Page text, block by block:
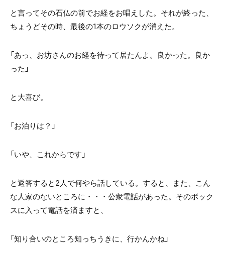
と言ってその石仏の前でお経をお唱えした。それが終った、
ちょうどその時、最後の1本のロウソクが消えた。
「あっ、お坊さんのお経を待って居たんよ。良かった。良か
った」
と大喜び。
「お泊りは？」
「いや、これからです」
と返答すると2人で何やら話している。すると、また、こん
な人家のないところに・・・公衆電話があった。そのボック
スに入って電話を済ますと、
「知り合いのところ知っちうきに、行かんかね」